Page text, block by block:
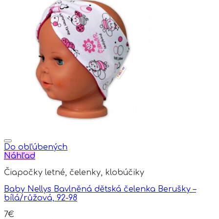
variants.
Do obľúbených
Náhľad
Čiapočky letné, čelenky, klobúčiky
Baby Nellys Bavlněná dětská čelenka Berušky –
bílá/růžová, 92-98
7€